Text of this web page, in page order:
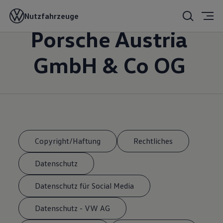
Nutzfahrzeuge
Porsche Austria
GmbH & Co OG
Copyright/Haftung Rechtliches
Datenschutz
Datenschutz für Social Media
Datenschutz - VW AG